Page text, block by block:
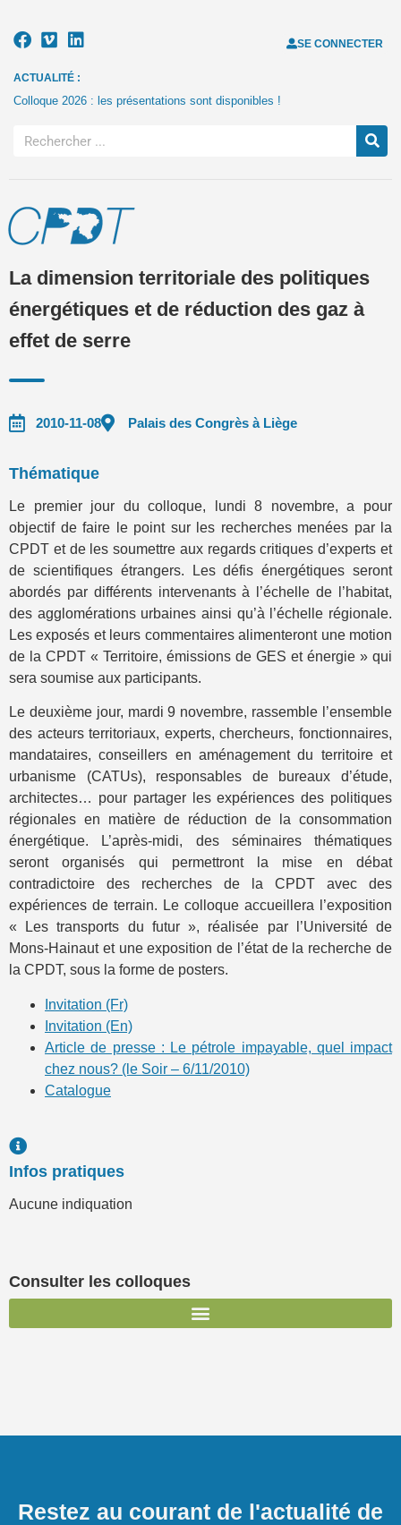
SE CONNECTER
ACTUALITÉ :
Colloque 2026 : les présentations sont disponibles !
La dimension territoriale des politiques
énergétiques et de réduction des gaz à
effet de serre
2010-11-08 Palais des Congrès à Liège
Thématique
Le premier jour du colloque, lundi 8 novembre, a pour
objectif de faire le point sur les recherches menées par la
CPDT et de les soumettre aux regards critiques d’experts et
de scientifiques étrangers. Les défis énergétiques seront
abordés par différents intervenants à l’échelle de l’habitat,
des agglomérations urbaines ainsi qu’à l’échelle régionale.
Les exposés et leurs commentaires alimenteront une motion
de la CPDT « Territoire, émissions de GES et énergie » qui
sera soumise aux participants.
Le deuxième jour, mardi 9 novembre, rassemble l’ensemble
des acteurs territoriaux, experts, chercheurs, fonctionnaires,
mandataires, conseillers en aménagement du territoire et
urbanisme (CATUs), responsables de bureaux d’étude,
architectes… pour partager les expériences des politiques
régionales en matière de réduction de la consommation
énergétique. L’après-midi, des séminaires thématiques
seront organisés qui permettront la mise en débat
contradictoire des recherches de la CPDT avec des
expériences de terrain. Le colloque accueillera l’exposition
« Les transports du futur », réalisée par l’Université de
Mons-Hainaut et une exposition de l’état de la recherche de
la CPDT, sous la forme de posters.
Invitation (Fr)
Invitation (En)
Article de presse : Le pétrole impayable, quel impact
chez nous? (le Soir – 6/11/2010)
Catalogue
Infos pratiques
Aucune indiquation
Consulter les colloques
Restez au courant de l'actualité de